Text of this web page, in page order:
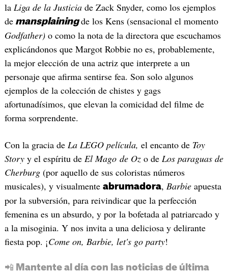
la Liga de la Justiciade Zack Snyder, como los ejemplos
demansplainingde los Kens (sensacional el momento
Godfather)o como la nota de la directora que escuchamos
explicándonos que Margot Robbie no es, probablemente,
la mejor elección de una actriz que interprete a un
personaje que afirma sentirse fea. Son solo algunos
ejemplos de la colección de chistes y gags
afortunadísimos, que elevan la comicidad del filme de
forma sorprendente.
Con la gracia de La LEGO película, el encanto de Toy
Storyy el espíritu de El Mago de Ozo de Los paraguas de
Cherburg(por aquello de sus coloristas números
musicales), y visualmente abrumadora, Barbieapuesta
por la subversión, para reivindicar que la perfección
femenina es un absurdo, y por la bofetada al patriarcado y
a la misoginia. Y nos invita a una deliciosa y delirante
fiesta pop. ¡Come on, Barbie, let's go party!
📲 Mantente al día con las noticias de última